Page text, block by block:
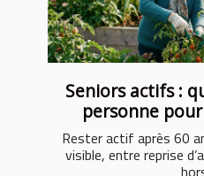
Seniors actifs :
personne
Rester actif après 60
visible, entre reprise